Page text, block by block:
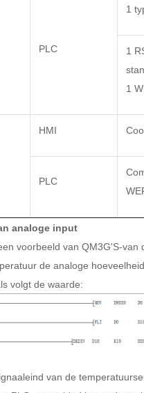
PLC
1
1
1
HMI
PLC
analoge input
voorbeeld van QM3G'S-van
de analoge
volgt de waarde:
van de